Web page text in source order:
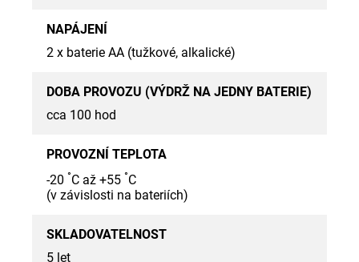
NAPÁJENÍ
2 x baterie AA (tužkové, alkalické)
DOBA PROVOZU (VÝDRŽ NA JEDNY BATERIE)
cca 100 hod
PROVOZNÍ TEPLOTA
-20 °C až +55 °C
(v závislosti na bateriích)
SKLADOVATELNOST
5 let